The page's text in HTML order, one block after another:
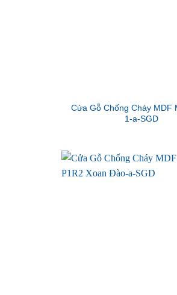
Cửa Gỗ Chống Cháy MDF
1-a-SGD